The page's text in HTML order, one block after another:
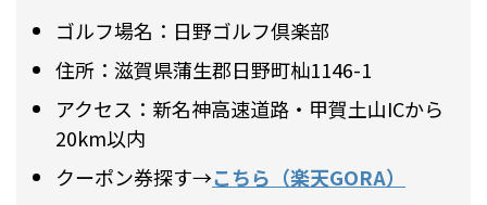
ゴルフ場名：日野ゴルフ倶楽部
住所：滋賀県蒲生郡日野町杣1146-1
アクセス：新名神高速道路・甲賀土山ICから
20km以内
クーポン券探す→こちら（楽天GORA）